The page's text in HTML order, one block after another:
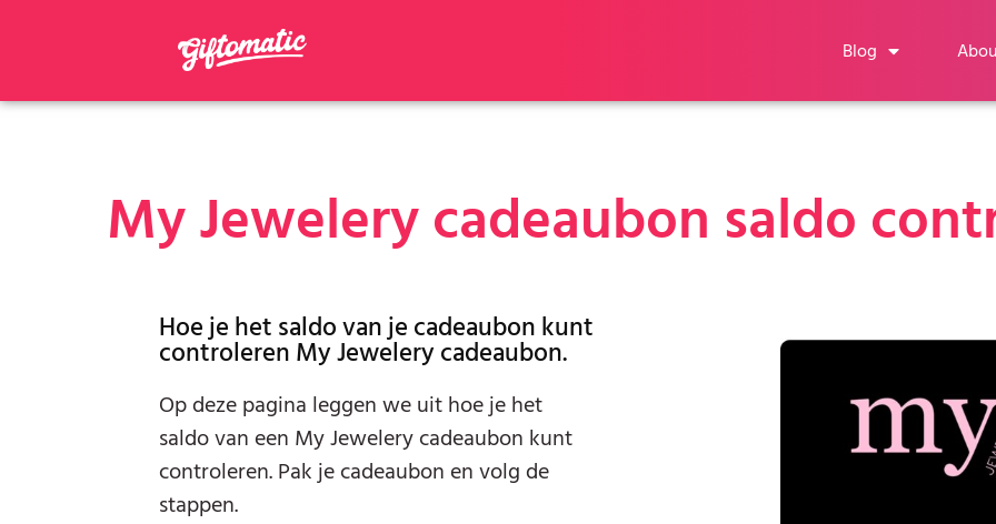
Blog
My Jewelery cadeaubon saldo
Hoe je het saldo van je cadeaubon kunt
controleren My Jewelery cadeaubon.
Op deze pagina leggen we uit hoe je het
saldo van een My Jewelery cadeaubon kunt
controleren. Pak je cadeaubon en volg de
stappen.